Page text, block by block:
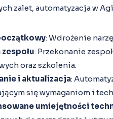
zalet, automatyzacja w
: Wdrożenie
: Przekonanie
oraz szkolenia.
i aktualizacja:
się wymaganiom i
umiejętności